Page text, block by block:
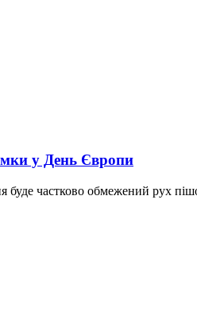
у День Європи
буде частково обмежений рух